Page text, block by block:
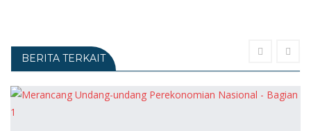
BERITA TERKAIT